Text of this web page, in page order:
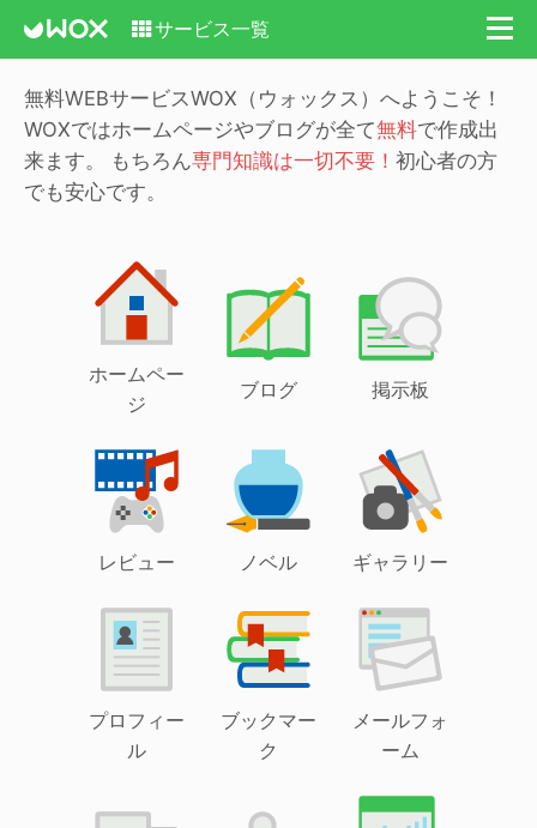
サービス一覧
無料WEBサービスWOX（ウォックス）へようこそ！
WOXではホームページやブログが全て無料で作成出
来ます。
もちろん専門知識は一切不要！ 初心者の方
でも安心です。
ホームペー
ジ
ブログ 掲示板
レビュー ノベル ギャラリー
プロフィー
ル
ブックマー
ク
メールフォ
ーム